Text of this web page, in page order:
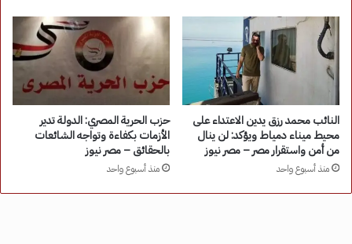
النائب محمد رزق يدين الاعتداء على
محيط ميناء دمياط ويؤكد: لن ينال
من أمن واستقرار مصر – مصر نيوز
منذ أسبوع واحد
حزب الحرية المصري: الدولة تدير
الأزمات بكفاءة وتواجه الشائعات
بالحقائق – مصر نيوز
منذ أسبوع واحد